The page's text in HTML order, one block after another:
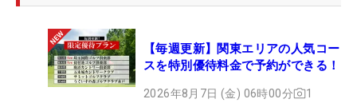
【毎週更新】関東エリアの人気コー
スを特別優待料金で予約ができる！
2026年8月7日 (金) 06時00分 1